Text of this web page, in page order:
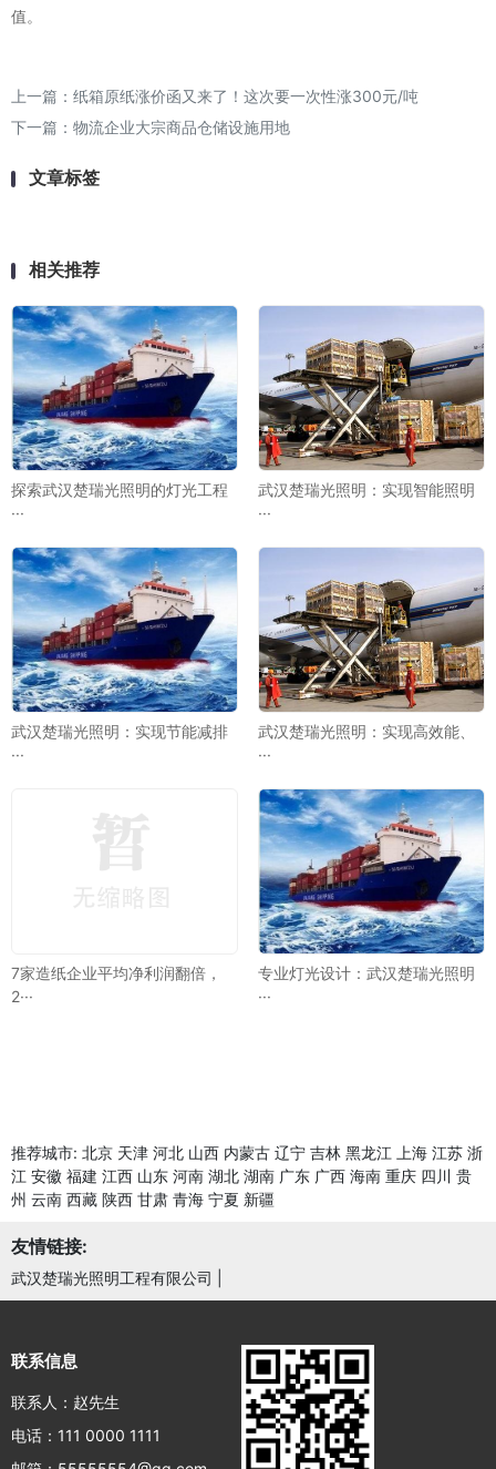
值。
上一篇： 纸箱原纸涨价函又来了！这次要一次性涨300元/吨
下一篇： 物流企业大宗商品仓储设施用地
文章标签
相关推荐
探索武汉楚瑞光照明的灯光工程
···
武汉楚瑞光照明：实现智能照明
···
武汉楚瑞光照明：实现节能减排
···
武汉楚瑞光照明：实现高效能、
···
7家造纸企业平均净利润翻倍，
2···
专业灯光设计：武汉楚瑞光照明
···
推荐城市: 北京 天津 河北 山西 内蒙古 辽宁 吉林 黑龙江 上海 江苏 浙
江 安徽 福建 江西 山东 河南 湖北 湖南 广东 广西 海南 重庆 四川 贵
州 云南 西藏 陕西 甘肃 青海 宁夏 新疆
友情链接:
武汉楚瑞光照明工程有限公司
联系信息
联系人：赵先生
电话：111 0000 1111